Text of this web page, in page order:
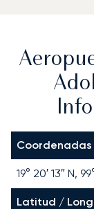
Coordenadas
19° 20′ 13″ N,
Latitud /